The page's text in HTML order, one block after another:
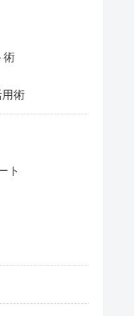
術
術
ト